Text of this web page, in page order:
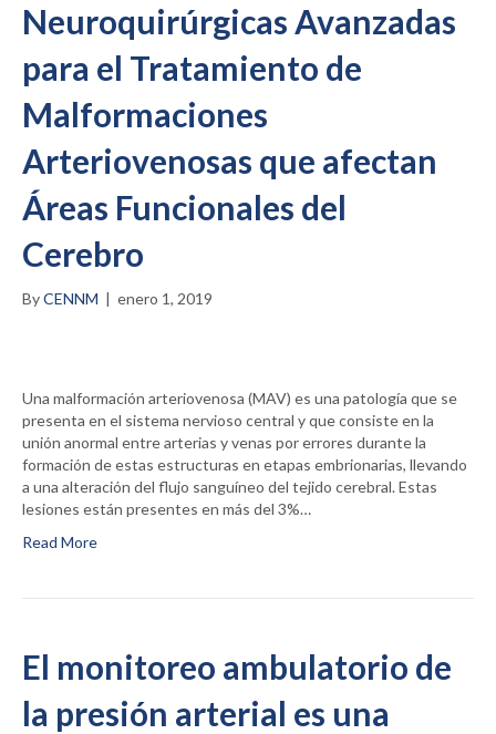
Neuroquirúrgicas Avanzadas
para el Tratamiento de
Malformaciones
Arteriovenosas que afectan
Áreas Funcionales del
Cerebro
ByCENNM | enero 1, 2019
Una malformación arteriovenosa (MAV) es una patología que se
presenta en el sistema nervioso central y que consiste en la
unión anormal entre arterias y venas por errores durante la
formación de estas estructuras en etapas embrionarias, llevando
a una alteración del flujo sanguíneo del tejido cerebral. Estas
lesiones están presentes en más del 3%…
Read More
El monitoreo ambulatorio de
la presión arterial es una